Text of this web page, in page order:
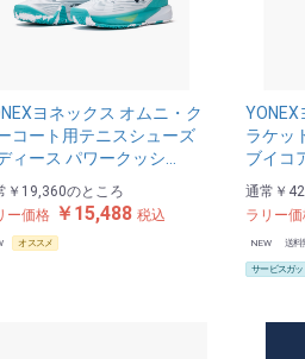
ヨネックス オムニ・ク
コート用テニスシューズ
ィース パワークッシ…
￥19,360のところ
ー価格￥15,488 税込
オススメ
ラケッ
ブイコ
通常 ￥
ラリー
NEW 送料
サービスガッ